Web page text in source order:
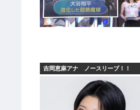
吉岡恵麻アナ ノースリーブ！！